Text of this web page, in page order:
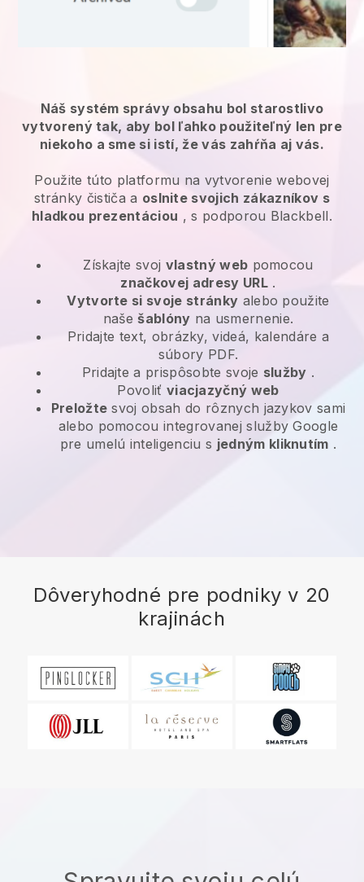
Náš systém správy obsahu bol starostlivo
vytvorený tak, aby bol ľahko použiteľný len pre
niekoho a sme si istí, že vás zahŕňa aj vás.
Použite túto platformu na vytvorenie webovej
stránky čističa a oslnite svojich zákazníkov s
hladkou prezentáciou , s podporou Blackbell.
Získajte svoj vlastný web pomocou
značkovej adresy URL.
Vytvorte si svoje stránky alebo použite
naše šablóny na usmernenie.
Pridajte text, obrázky, videá, kalendáre a
súbory PDF.
Pridajte a prispôsobte svoje služby .
Povoliť viacjazyčný web
Preložte svoj obsah do rôznych jazykov sami
alebo pomocou integrovanej služby Google
pre umelú inteligenciu s jedným kliknutím .
Dôveryhodné pre podniky v 20
krajinách